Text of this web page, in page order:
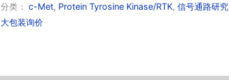
分类： c-Met, Protein Tyrosine Kinase/RTK, 信号通路研究
大包装询价